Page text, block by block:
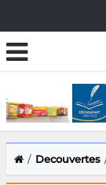
Decouvertes